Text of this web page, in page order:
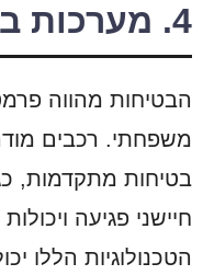
4. מערכות בטיחות מתקדמות
הבטיחות מהווה
משפחתי. רכבים
חיישני פגיעה
הטכנולוגיות הללו